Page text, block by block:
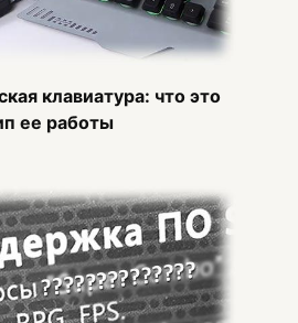
клавиатура: что это
ее работы